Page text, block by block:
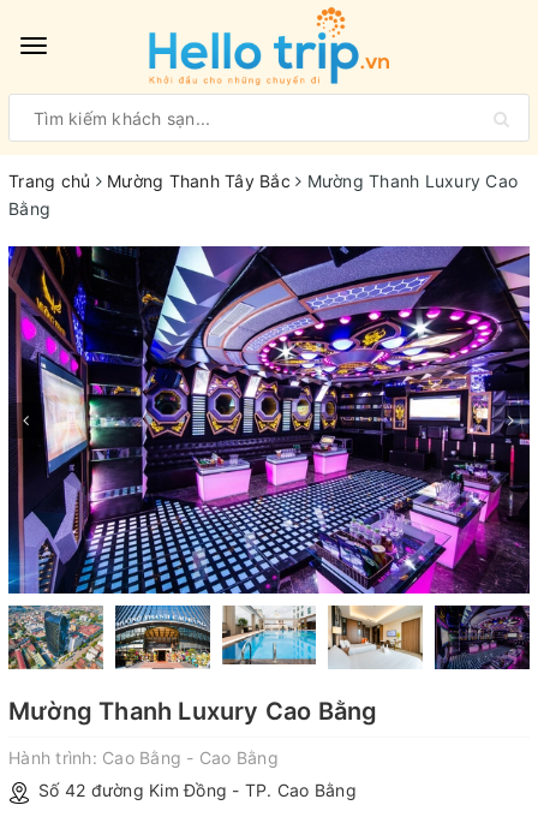
Toggle
Trang chủ Mường Thanh Tây Bắc
Mường Thanh Luxury Cao
Bằng
Mường Thanh Luxury Cao Bằng
Hành trình: Cao Bằng - Cao Bằng
Số 42 đường Kim Đồng - TP. Cao Bằng